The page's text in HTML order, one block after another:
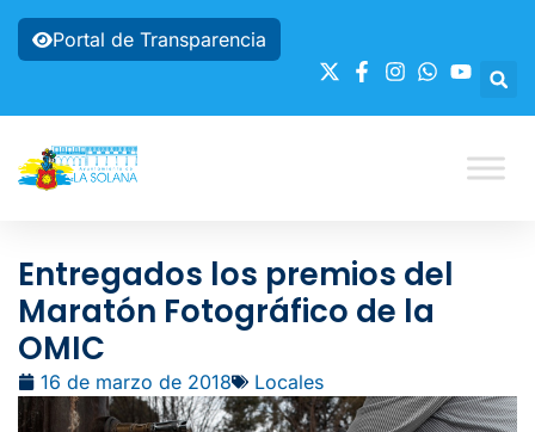
Portal de Transparencia
Entregados los premios del
Maratón Fotográfico de la
OMIC
16 de marzo de 2018 Locales